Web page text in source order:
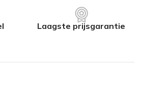
Laagste prijsgarantie